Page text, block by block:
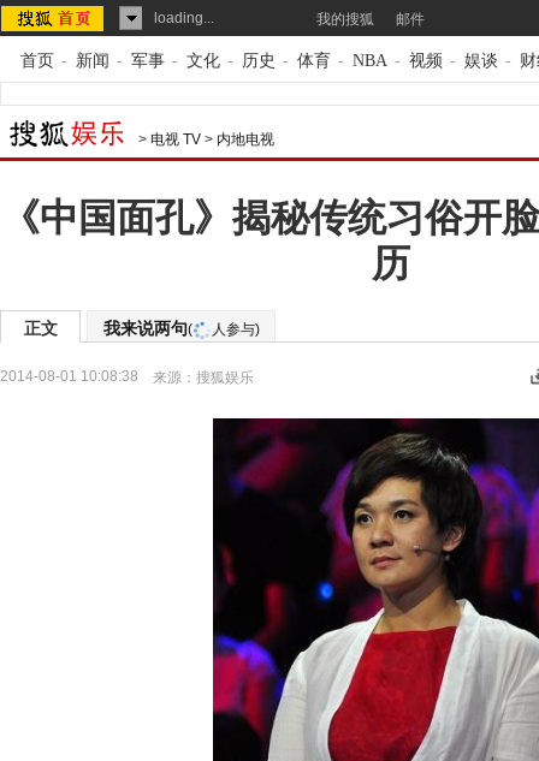
loading... 我的搜狐 邮件
首页 - 新闻 - 军事 - 文化 - 历史 - 体育 - NBA - 视频 - 娱谈 -
> 电视 TV > 内地电视
《中国面孔》揭秘传统习俗开
历
正文 我来说两句( 人参与)
2014-08-01 10:08:38 来源： 搜狐娱乐